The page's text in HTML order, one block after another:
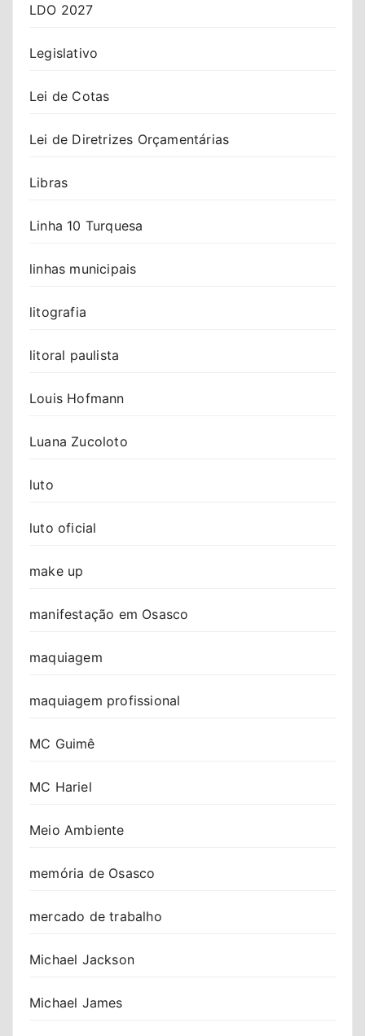
LDO 2027
Legislativo
Lei de Cotas
Lei de Diretrizes Orçamentárias
Libras
Linha 10 Turquesa
linhas municipais
litografia
litoral paulista
Louis Hofmann
Luana Zucoloto
luto
luto oficial
make up
manifestação em Osasco
maquiagem
maquiagem profissional
MC Guimê
MC Hariel
Meio Ambiente
memória de Osasco
mercado de trabalho
Michael Jackson
Michael James